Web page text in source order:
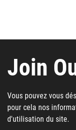
Join
Vous pouvez vous
pour cela nos
d'utilisation du site.